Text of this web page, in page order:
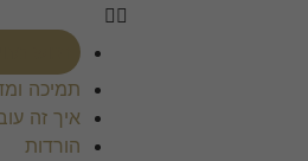
תמיכה
איך זה
הורדות